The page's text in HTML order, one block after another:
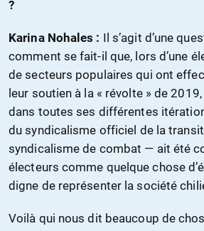
?
Karina Nohales : Il s’agit d’une
comment se fait-il que, lors d’une
de secteurs populaires qui ont
leur soutien à la « révolte » de
dans toutes ses différentes
du syndicalisme officiel de la
syndicalisme de combat — ait été
électeurs comme quelque chose
digne de représenter la société
Voilà qui nous dit beaucoup de